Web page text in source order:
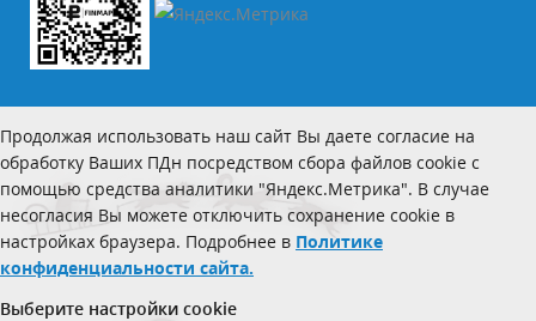
Продолжая использовать наш сайт Вы даете согласие на
обработку Ваших ПДн посредством сбора файлов cookie с
помощью средства аналитики "Яндекс.Метрика". В случае
несогласия Вы можете отключить сохранение cookie в
настройках браузера. Подробнее в Политике
конфиденциальности сайта.
Выберите настройки cookie